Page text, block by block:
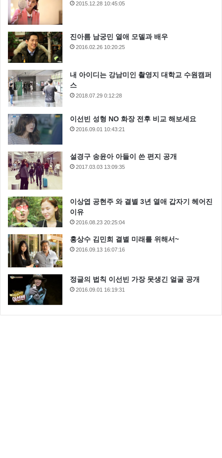
복면가왕 음악대장은 서태지와 아이들의 ‘하여가’를 선
곡했다.
2015.12.28 10:45:05
진아름 남궁민 열애 모델과 배우
2016.02.26 10:20:25
내 아이디는 강남미인 촬영지 대학교 수원캠퍼
스
2018.07.29 0:12:28
이선빈 성형 NO 화장 전후 비교 해보세요
2016.09.01 10:43:21
설경구 송윤아 아들이 쓴 편지 공개
2017.03.03 13:09:35
이상엽 공현주 와 결별 3년 열애 갑자기 헤어진
이유
2016.08.23 20:25:04
홍상수 김민희 결별 미래를 위해서~
2016.09.13 16:07:16
정글의 법칙 이선빈 가장 못생긴 얼굴 공개
2016.09.01 16:19:31